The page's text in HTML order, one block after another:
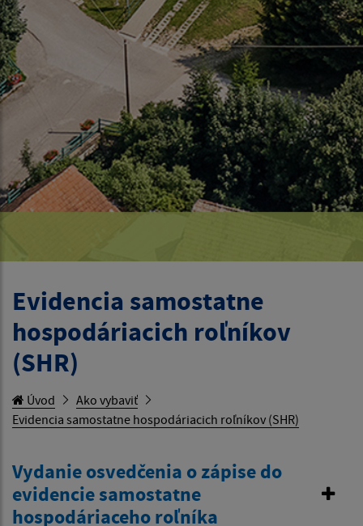
Evidencia samostatne
hospodáriacich roľníkov
(SHR)
Úvod
Ako vybaviť
Evidencia samostatne hospodáriacich roľníkov (SHR)
Vydanie osvedčenia o zápise do
evidencie samostatne
hospodáriaceho roľníka